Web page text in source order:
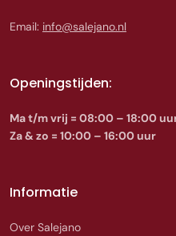
Email: info@salejano.nl
Openingstijden:
Ma t/m vrij = 08:00 – 18:00
Za & zo = 10:00 – 16:00 uur
Informatie
Over Salejano